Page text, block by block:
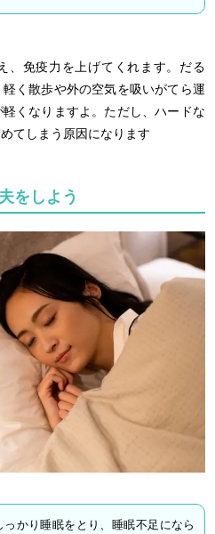
、免疫力を上げてくれます。だる
く散歩や外の空気を吸いがてら運
くなりますよ。ただし、ハードな
てしまう原因になります
をしよう
かり睡眠をとり、睡眠不足になら